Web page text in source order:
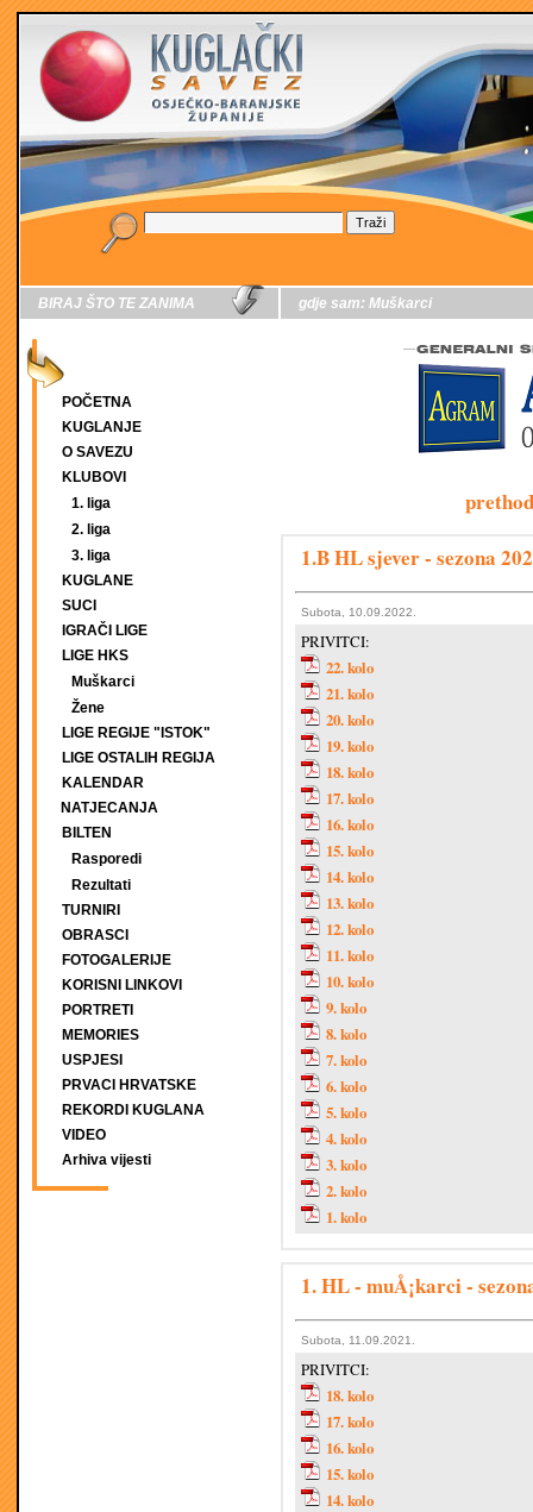
BIRAJ ŠTO TE ZANIMA
POČETNA
KUGLANJE
O SAVEZU
KLUBOVI
1. liga
2. liga
3. liga
KUGLANE
SUCI
IGRAČI LIGE
LIGE HKS
Muškarci
Žene
LIGE REGIJE "ISTOK"
LIGE OSTALIH REGIJA
KALENDAR
NATJECANJA
BILTEN
Rasporedi
Rezultati
TURNIRI
OBRASCI
FOTOGALERIJE
KORISNI LINKOVI
PORTRETI
MEMORIES
USPJESI
PRVACI HRVATSKE
REKORDI KUGLANA
VIDEO
Arhiva vijesti
gdje sam: Muškarci
1.B HL sjever - sezona
Subota, 10.09.2022.
PRIVITCI:
22. kolo
21. kolo
20. kolo
19. kolo
18. kolo
17. kolo
16. kolo
15. kolo
14. kolo
13. kolo
12. kolo
11. kolo
10. kolo
9. kolo
8. kolo
7. kolo
6. kolo
5. kolo
4. kolo
3. kolo
2. kolo
1. kolo
1. HL - muÅ¡karci -
Subota, 11.09.2021.
PRIVITCI:
18. kolo
17. kolo
16. kolo
15. kolo
14. kolo